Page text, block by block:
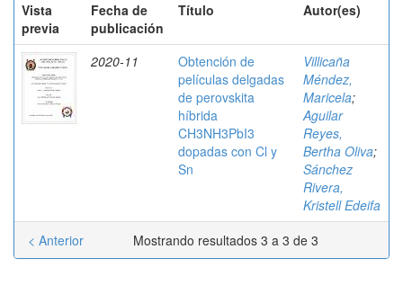
Vista
previa
Fecha de
publicación
Título Autor(es)
2020-11
Obtención de
películas delgadas
de perovskita
híbrida
CH3NH3PbI3
dopadas con Cl y
Sn
Villicaña
Méndez,
Maricela;
Aguilar
Reyes,
Bertha Oliva;
Sánchez
Rivera,
Kristell Edeifa
Mostrando resultados 3 a 3 de 3
< Anterior